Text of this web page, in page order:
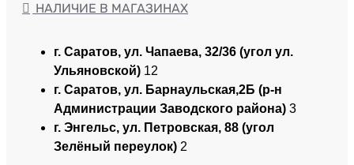
НАЛИЧИЕ В МАГАЗИНАХ
г. Саратов, ул. Чапаева, 32/36 (угол ул.
Ульяновской) 12
г. Саратов, ул. Барнаульская,2Б (р-н
Администрации Заводского района) 3
г. Энгельс, ул. Петровская, 88 (угол
Зелёный переулок) 2